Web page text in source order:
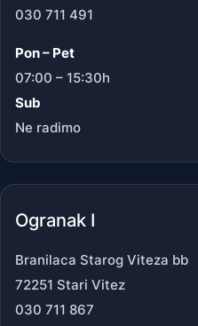
030 711 491
Pon – Pet
07:00 – 15:30h
Sub
Ne radimo
Ogranak I
Branilaca Starog Viteza bb
72251 Stari Vitez
030 711 867